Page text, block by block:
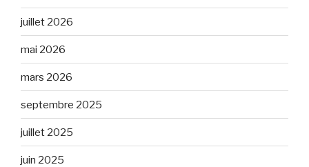
juillet 2026
mai 2026
mars 2026
septembre 2025
juillet 2025
juin 2025